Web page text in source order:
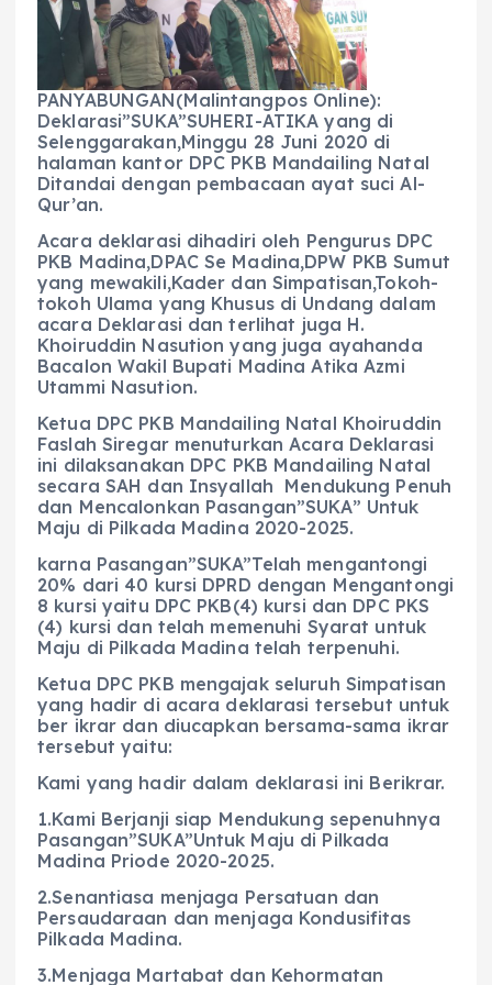
o
o
k
p
p
a
m
g
er
PANYABUNGAN(Malintangpos Online):
Deklarasi”SUKA”SUHERI-ATIKA yang di
Selenggarakan,Minggu 28 Juni 2020 di
halaman kantor DPC PKB Mandailing Natal
Ditandai dengan pembacaan ayat suci Al-
Qur’an.
Acara deklarasi dihadiri oleh Pengurus DPC
PKB Madina,DPAC Se Madina,DPW PKB Sumut
yang mewakili,Kader dan Simpatisan,Tokoh-
tokoh Ulama yang Khusus di Undang dalam
acara Deklarasi dan terlihat juga H.
Khoiruddin Nasution yang juga ayahanda
Bacalon Wakil Bupati Madina Atika Azmi
Utammi Nasution.
Ketua DPC PKB Mandailing Natal Khoiruddin
Faslah Siregar menuturkan Acara Deklarasi
ini dilaksanakan DPC PKB Mandailing Natal
secara SAH dan Insyallah Mendukung Penuh
dan Mencalonkan Pasangan”SUKA” Untuk
Maju di Pilkada Madina 2020-2025.
karna Pasangan”SUKA”Telah mengantongi
20% dari 40 kursi DPRD dengan Mengantongi
8 kursi yaitu DPC PKB(4) kursi dan DPC PKS
(4) kursi dan telah memenuhi Syarat untuk
Maju di Pilkada Madina telah terpenuhi.
Ketua DPC PKB mengajak seluruh Simpatisan
yang hadir di acara deklarasi tersebut untuk
ber ikrar dan diucapkan bersama-sama ikrar
tersebut yaitu:
Kami yang hadir dalam deklarasi ini Berikrar.
1.Kami Berjanji siap Mendukung sepenuhnya
Pasangan”SUKA”Untuk Maju di Pilkada
Madina Priode 2020-2025.
2.Senantiasa menjaga Persatuan dan
Persaudaraan dan menjaga Kondusifitas
Pilkada Madina.
3.Menjaga Martabat dan Kehormatan